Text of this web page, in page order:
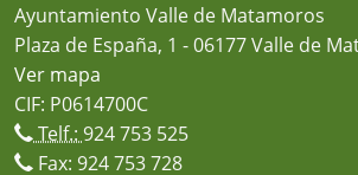
Ayuntamiento Valle de Matamoros
Plaza de España, 1 - 06177 Valle de
Ver mapa
CIF: P0614700C
Telf.: 924 753 525
Fax: 924 753 728